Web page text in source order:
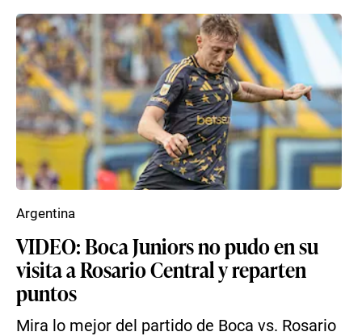
VIDEO: Boca Juniors no pudo en su
visita a Rosario Central y reparten
puntos
Mira lo mejor del partido de Boca vs. Rosario
Argentina